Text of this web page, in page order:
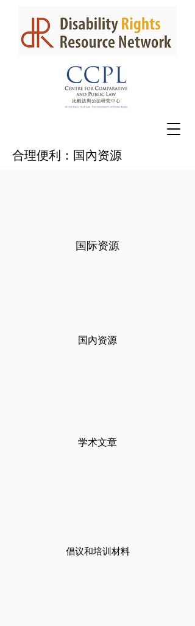
合理便利：国內资源
国际资源
国內资源
学术文章
倡议和培训材料